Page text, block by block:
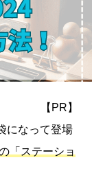
【PR】
になって登場
「ステーショ